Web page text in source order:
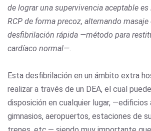
de lograr una supervivencia aceptable
RCP de forma precoz, alternando
desfibrilación rápida —método para
cardíaco normal—.
Esta desfibrilación en un ámbito extra
realizar a través de un DEA, el cual
disposición en cualquier lugar, —edificios
gimnasios, aeropuertos, estaciones de